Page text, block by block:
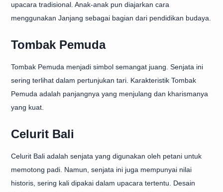
upacara tradisional. Anak-anak pun diajarkan cara
menggunakan Janjang sebagai bagian dari pendidikan budaya.
Tombak Pemuda
Tombak Pemuda menjadi simbol semangat juang. Senjata ini
sering terlihat dalam pertunjukan tari. Karakteristik Tombak
Pemuda adalah panjangnya yang menjulang dan kharismanya
yang kuat.
Celurit Bali
Celurit Bali adalah senjata yang digunakan oleh petani untuk
memotong padi. Namun, senjata ini juga mempunyai nilai
historis, sering kali dipakai dalam upacara tertentu. Desain